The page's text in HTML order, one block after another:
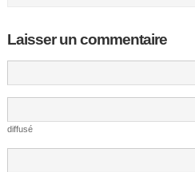
Laisser un commentaire
diffusé